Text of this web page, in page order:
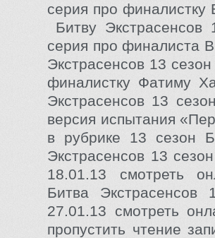
серия про финалистку
Битву
серия про финалиста
Экстрасенсов 13
финалистку Фатиму
Экстрасенсов 13
версия испытания
в рубрике 13 сезон
Экстрасенсов 13
18.01.13 смотреть
Битва Экстрасенсов
27.01.13 смотреть
пропустить чтение